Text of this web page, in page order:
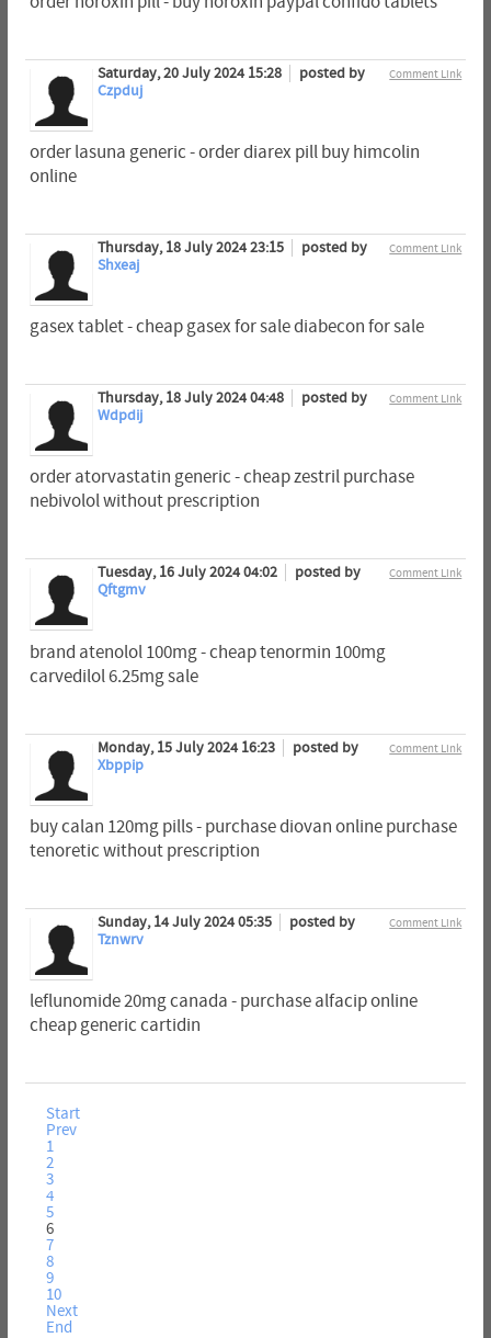
Comment Link
Saturday, 20 July 2024 15:28
posted by
Czpduj
order lasuna generic - order diarex pill buy himcolin
online
Comment Link
Thursday, 18 July 2024 23:15
posted by
Shxeaj
gasex tablet - cheap gasex for sale diabecon for sale
Comment Link
Thursday, 18 July 2024 04:48
posted by
Wdpdij
order atorvastatin generic - cheap zestril purchase
nebivolol without prescription
Comment Link
Tuesday, 16 July 2024 04:02
posted by
Qftgmv
brand atenolol 100mg - cheap tenormin 100mg
carvedilol 6.25mg sale
Comment Link
Monday, 15 July 2024 16:23
posted by
Xbppip
buy calan 120mg pills - purchase diovan online purchase
tenoretic without prescription
Comment Link
Sunday, 14 July 2024 05:35
posted by
Tznwrv
leflunomide 20mg canada - purchase alfacip online
cheap generic cartidin
Start
Prev
1
2
3
4
5
6
7
8
9
10
Next
End